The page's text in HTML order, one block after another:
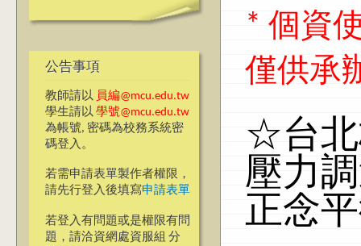
公告事項
教師請以 員編@mcu.edu.tw
學生請以 學號@mcu.edu.tw
為帳號, 密碼為校務系統密
碼登入。
若需申請表單製作者權限，
請先行登入後填寫申請表單
若登入有問題或是權限有問
題，請洽資網處資服組 分
You are here
* 個資
僅供承
☆台北
壓力
正念